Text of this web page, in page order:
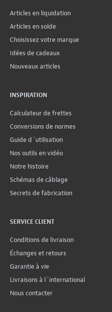
Articles en liquidation
Articles en solde
Choisissez votre marque
Idées de cadeaux
Nouveaux articles
INSPIRATION
Calculateur de frettes
Conversions de normes
Guide d´utilisation
Nos outils en vidéo
Notre histoire
Schémas de câblage
Secrets de fabrication
SERVICE CLIENT
Conditions de livraison
Échanges et retours
Garantie à vie
Livraisons à l´international
Nous contacter